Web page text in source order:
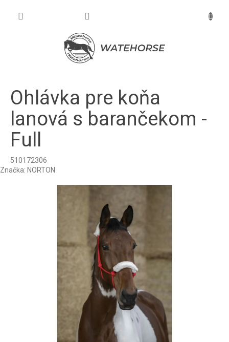
Ohlávka pre koňa
lanová s barančekom -
Full
510172306
Značka: NORTON